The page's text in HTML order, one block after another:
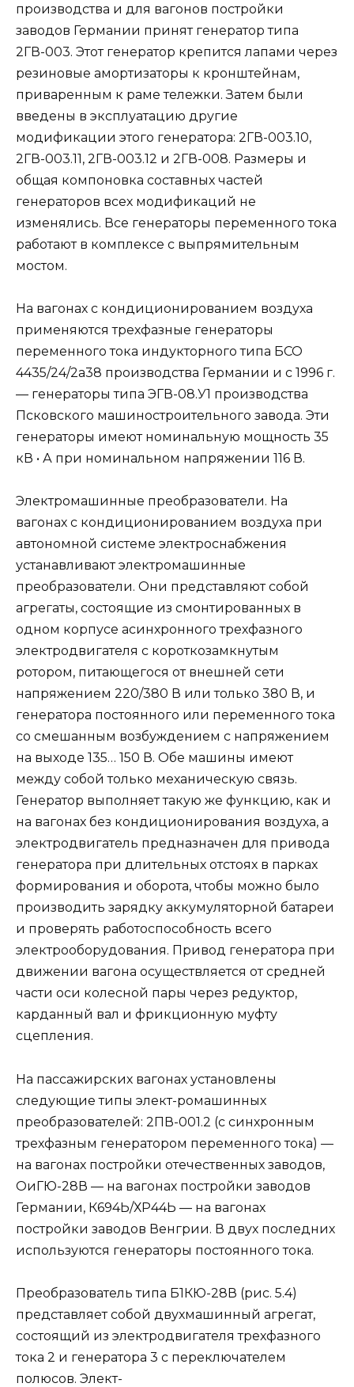
производства и для вагонов постройки
заводов Германии принят генератор типа
2ГВ-003. Этот генератор крепится лапами через
резиновые амортизаторы к кронштейнам,
приваренным к раме тележки. Затем были
введены в эксплуатацию другие
модификации этого генератора: 2ГВ-003.10,
2ГВ-003.11, 2ГВ-003.12 и 2ГВ-008. Размеры и
общая компоновка составных частей
генераторов всех модификаций не
изменялись. Все генераторы переменного тока
работают в комплексе с выпрямительным
мостом.
На вагонах с кондиционированием воздуха
применяются трехфазные генераторы
переменного тока индукторного типа БСО
4435/24/2а38 производства Германии и с 1996 г.
— генераторы типа ЭГВ-08.У1 производства
Псковского машиностроительного завода. Эти
генераторы имеют номинальную мощность 35
кВ • А при номинальном напряжении 116 В.
Электромашинные преобразователи. На
вагонах с кондиционированием воздуха при
автономной системе электроснабжения
устанавливают электромашинные
преобразователи. Они представляют собой
агрегаты, состоящие из смонтированных в
одном корпусе асинхронного трехфазного
электродвигателя с короткозамкнутым
ротором, питающегося от внешней сети
напряжением 220/380 В или только 380 В, и
генератора постоянного или переменного тока
со смешанным возбуждением с напряжением
на выходе 135… 150 В. Обе машины имеют
между собой только механическую связь.
Генератор выполняет такую же функцию, как и
на вагонах без кондиционирования воздуха, а
электродвигатель предназначен для привода
генератора при длительных отстоях в парках
формирования и оборота, чтобы можно было
производить зарядку аккумуляторной батареи
и проверять работоспособность всего
электрооборудования. Привод генератора при
движении вагона осуществляется от средней
части оси колесной пары через редуктор,
карданный вал и фрикционную муфту
сцепления.
На пассажирских вагонах установлены
следующие типы элект-ромашинных
преобразователей: 2ПВ-001.2 (с синхронным
трехфазным генератором переменного тока) —
на вагонах постройки отечественных заводов,
ОиГЮ-28В — на вагонах постройки заводов
Германии, К694Ь/ХР44Ь — на вагонах
постройки заводов Венгрии. В двух последних
используются генераторы постоянного тока.
Преобразователь типа Б1КЮ-28В (рис. 5.4)
представляет собой двухмашинный агрегат,
состоящий из электродвигателя трехфазного
тока 2 и генератора 3 с переключателем
полюсов. Элект-